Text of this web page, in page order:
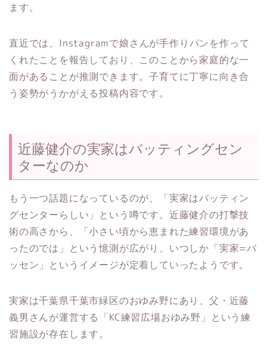
ます。
直近では、Instagramで娘さんが手作りパンを作って
くれたことを報告しており、このことから家庭的な一
面があることが推測できます。子育てに丁寧に向き合
う姿勢がうかがえる投稿内容です。
近藤健介の実家はバッティングセン
ターなのか
もう一つ話題になっているのが、「実家はバッティン
グセンターらしい」という噂です。近藤健介の打撃技
術の高さから、「小さい頃から恵まれた練習環境があ
ったのでは」という憶測が広がり、いつしか「実家=バ
ッセン」というイメージが定着していったようです。​
実家は千葉県千葉市緑区のおゆみ野にあり、父・近藤
義男さんが運営する「KC練習広場おゆみ野」という練
習施設が存在します。